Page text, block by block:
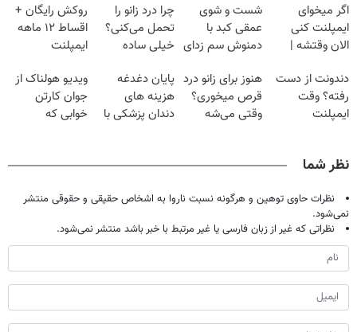
اگر میخوای
ایمپلنت کنی
الان وقتشه |
میلیون تومان!!!
شست و شوی
عمقی کبد با
دمنوش سم زدای
چرا درد زانو را
تحمل می‌کنی؟
خیلی ساده
کن
روکش رایگان +
اقساط ۱۲ ماهه
ایمپلنت
دندونت از دست
رفته؟ وقت
ایمپلنت
هنوز برای زانو درد
قرص میخوری؟
وقتی می‌شه
پایان دغدغه
هزینه های
دندان پزشکی با
ویدیو هولناک از
جوان کارتن
خوابی که
نظر شما
نظرات حاوی توهین و هرگونه نسبت ناروا به اشخاص حقیقی و حقوقی منتشر
نمی‌شود.
نظراتی که غیر از زبان فارسی یا غیر مرتبط با خبر باشد منتشر نمی‌شود.